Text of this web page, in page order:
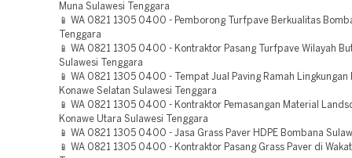
Muna Sulawesi Tenggara
📱 WA 0821 1305 0400 - Pemborong Turfpave Berkualitas
Tenggara
📱 WA 0821 1305 0400 - Kontraktor Pasang Turfpave Wilayah
Sulawesi Tenggara
📱 WA 0821 1305 0400 - Tempat Jual Paving Ramah Lingkungan
Konawe Selatan Sulawesi Tenggara
📱 WA 0821 1305 0400 - Kontraktor Pemasangan Material
Konawe Utara Sulawesi Tenggara
📱 WA 0821 1305 0400 - Jasa Grass Paver HDPE Bombana
📱 WA 0821 1305 0400 - Kontraktor Pasang Grass Paver di